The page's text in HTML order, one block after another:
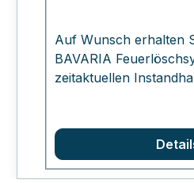
Auf Wunsch erhalten
BAVARIA
zeitaktuellen
auf Ihren bestellten
aufgebracht.